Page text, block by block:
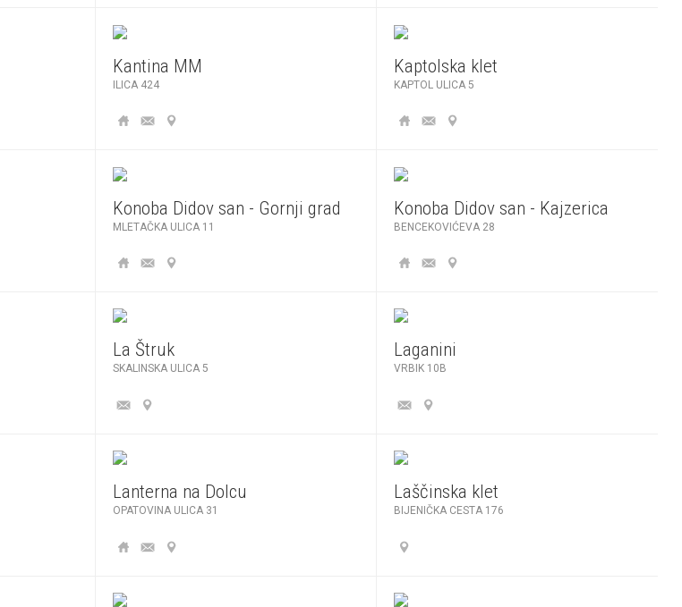
Kantina MM
ILICA 424
Kaptolska klet
KAPTOL ULICA 5
Konoba Didov san - Gornji grad
MLETAČKA ULICA 11
Konoba Didov san - Kajzerica
BENCEKOVIĆEVA 28
La Štruk
SKALINSKA ULICA 5
Laganini
VRBIK 10B
Lanterna na Dolcu
OPATOVINA ULICA 31
Laščinska klet
BIJENIČKA CESTA 176